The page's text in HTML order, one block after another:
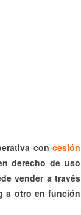
con cesión
derecho de uso
vender a través
a otro en función